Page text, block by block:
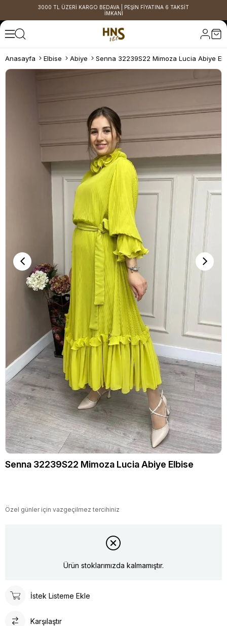
3000 TL ÜZERİ KARGO BEDAVA | PEŞİN FİYATINA 6 TAKSİT
İMKANI
Anasayfa Elbise Abiye Senna 32239S22 Mimoza Lucia Abiye
Senna 32239S22 Mimoza Lucia Abiye Elbise
Özel günler için vazgeçilmez tercihiniz
Ürün stoklarımızda kalmamıştır.
İstek Listeme Ekle
Karşılaştır